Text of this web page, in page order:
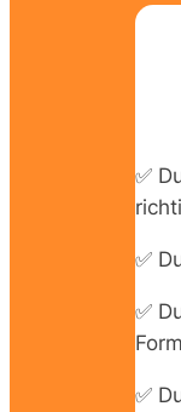
✅
✅
✅
✅